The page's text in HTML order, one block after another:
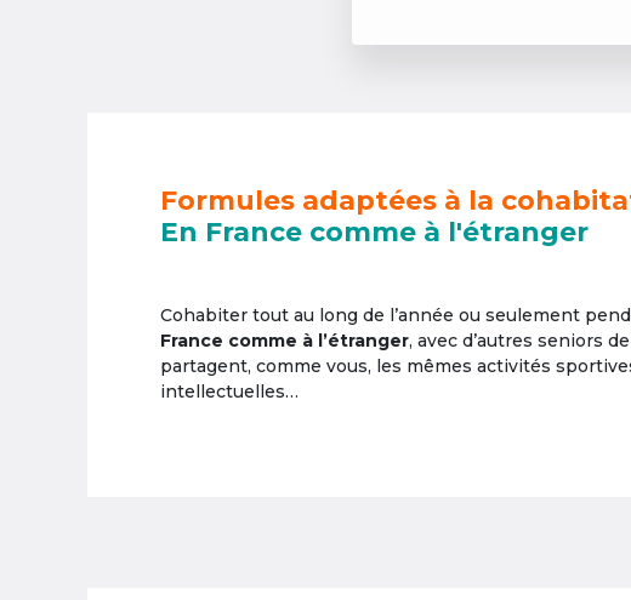
Formules adaptées à la
En France comme à l'étranger
Cohabiter tout au long de l’année ou seulement
France comme à l’étranger, avec d’autres seniors
partagent, comme vous, les mêmes activités
intellectuelles…